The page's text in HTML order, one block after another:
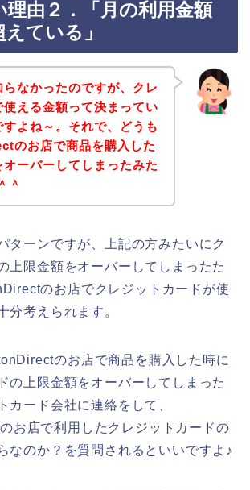
理由２．「月の利用金額
ている」
なかったのですが、クレ
使える金額って決まってい
よね～。それで、どうも
のお店で商品を購入した
ーバーしてしまったみた
＾
ターンですが、上記の方みたいにク
上限金額をオーバーしてしまったた
のお店でクレジットカードが使
分考えられます。
のお店で商品を購入した時に
の上限金額をオーバーしてしまった
カード会社に連絡をして、
お店で利用したクレジットカードの
なのか？を質問されるといいですよ♪